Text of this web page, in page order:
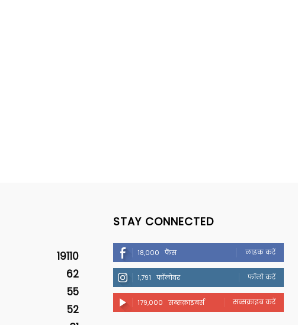
19110
62
55
52
STAY CONNECTED
18,000 फैंस लाइक करें
1,791 फॉलोवर फॉलो करें
179,000 सब्सक्राइबर्स सब्सक्राइब करें